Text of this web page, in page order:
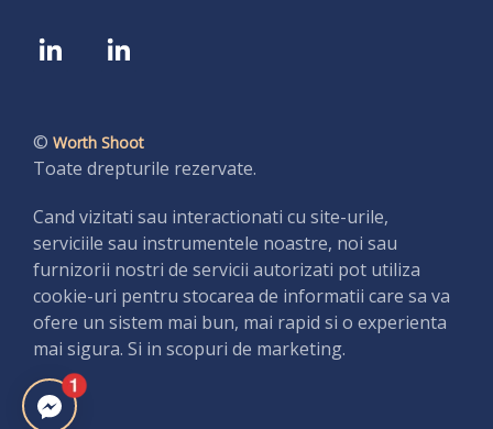
© Worth Shoot
Toate drepturile rezervate.
Cand vizitati sau interactionati cu site-urile,
serviciile sau instrumentele noastre, noi sau
furnizorii nostri de servicii autorizati pot utiliza
cookie-uri pentru stocarea de informatii care sa va
ofere un sistem mai bun, mai rapid si o experienta
mai sigura. Si in scopuri de marketing.